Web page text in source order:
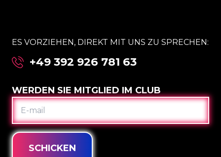
ES VORZIEHEN, DIREKT MIT UNS ZU SPRECHEN:
+49 392 926 781 63
WERDEN SIE MITGLIED IM CLUB
E-
MAIL
SCHICKEN